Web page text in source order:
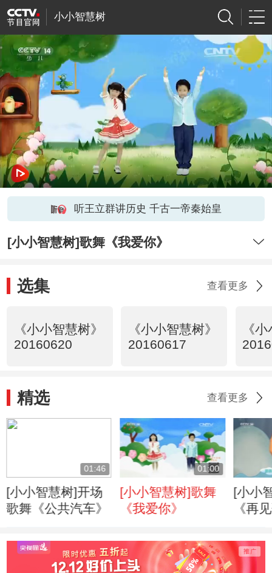
小小智慧树
听王立群讲历史 千古一帝秦始皇
[小小智慧树]歌舞《我爱你》
选集 查看更多
《小小智慧树》
20160620
《小小智慧树》
20160617
《
精选 查看更多
01:46
[小小智慧树]开场
歌舞《公共汽车》
01:00
[小小智慧树]歌舞
《我爱你》
[小小
《再